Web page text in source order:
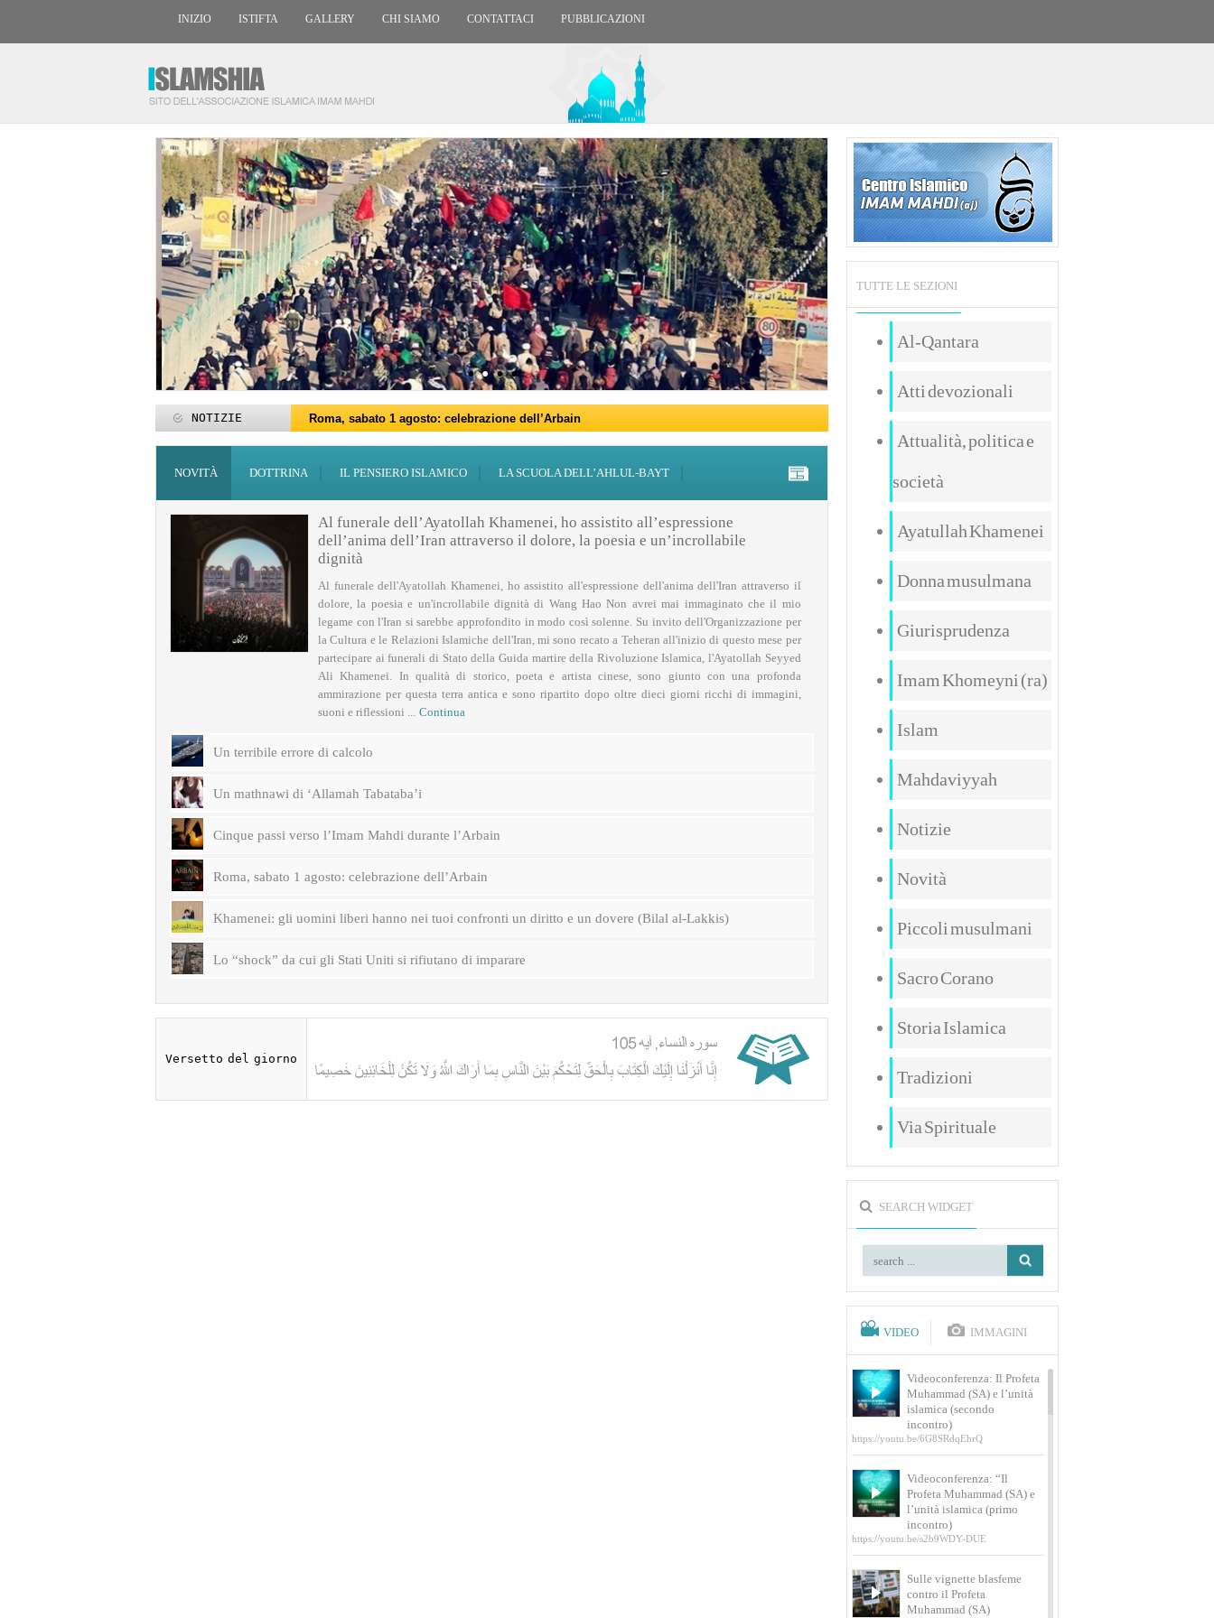
INIZIO ISTIFTA GALLERY CHI SIAMO CONTATTACI PUBBLICAZIONI
NOTIZIE
Roma, sabato 1 agosto: celebrazione dell’Arbain
Roma, 15-25 giugno: programmi per il mese di Muharram
Roma, sabato 6 giugno: Eid al-Ghadir
27 maggio: Eid al-Adha (Festa del Sacrificio)
‘Id al-Fitr sarà sabato 21 marzo
ZAKATUL-FITR 1447 – 2026
Programmi per la notte di Qadr a Roma
I programmi del Centro Islamico Imam Mahdi di Roma per il Ramadan
Domani giovedì 19 febbraio primo giorno di Ramadan
Roma, sabato 14 febbraio: docufilm “Rivoluzione”
NOVITÀ
DOTTRINA IL PENSIERO ISLAMICO LA SCUOLA DELL’AHLUL-BAYT
Al funerale dell’Ayatollah Khamenei, ho assistito all’espressione
dell’anima dell’Iran attraverso il dolore, la poesia e un’incrollabile
dignità
Al funerale dell'Ayatollah Khamenei, ho assistito all'espressione dell'anima dell'Iran attraverso il
dolore, la poesia e un'incrollabile dignità di Wang Hao Non avrei mai immaginato che il mio
legame con l'Iran si sarebbe approfondito in modo così solenne. Su invito dell'Organizzazione per
la Cultura e le Relazioni Islamiche dell'Iran, mi sono recato a Teheran all'inizio di questo mese per
partecipare ai funerali di Stato della Guida martire della Rivoluzione Islamica, l'Ayatollah Seyyed
Ali Khamenei. In qualità di storico, poeta e artista cinese, sono giunto con una profonda
ammirazione per questa terra antica e sono ripartito dopo oltre dieci giorni ricchi di immagini,
suoni e riflessioni ...
Continua
Un terribile errore di calcolo
Un mathnawi di ‘Allamah Tabataba’i
Cinque passi verso l’Imam Mahdi durante l’Arbain
Roma, sabato 1 agosto: celebrazione dell’Arbain
Khamenei: gli uomini liberi hanno nei tuoi confronti un diritto e un dovere (Bilal al-Lakkis)
Lo “shock” da cui gli Stati Uniti si rifiutano di imparare
Versetto del giorno
TUTTE LE SEZIONI
Al-Qantara
Atti devozionali
Attualità, politica e
società
Ayatullah Khamenei
Donna musulmana
Giurisprudenza
Imam Khomeyni (ra)
Islam
Mahdaviyyah
Notizie
Novità
Piccoli musulmani
Sacro Corano
Storia Islamica
Tradizioni
Via Spirituale
SEARCH WIDGET
VIDEO IMMAGINI
Videoconferenza: Il Profeta
Muhammad (SA) e l’unità
islamica (secondo
incontro)
https://youtu.be/6G8SRdqEhrQ
Videoconferenza: “Il
Profeta Muhammad (SA) e
l’unità islamica (primo
incontro)
https://youtu.be/s2b9WDY-DUE
Sulle vignette blasfeme
contro il Profeta
Muhammad (SA)